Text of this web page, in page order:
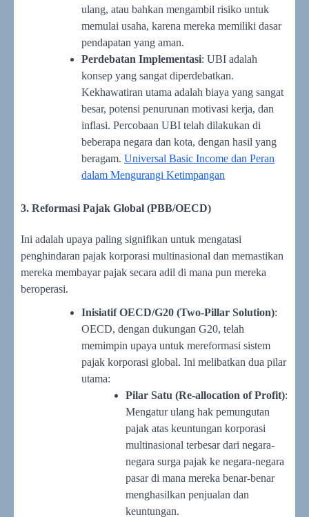
ulang, atau bahkan mengambil risiko untuk
memulai usaha, karena mereka memiliki dasar
pendapatan yang aman.
Perdebatan Implementasi: UBI adalah
konsep yang sangat diperdebatkan.
Kekhawatiran utama adalah biaya yang sangat
besar, potensi penurunan motivasi kerja, dan
inflasi. Percobaan UBI telah dilakukan di
beberapa negara dan kota, dengan hasil yang
beragam. Universal Basic Income dan Peran
dalam Mengurangi Ketimpangan
3. Reformasi Pajak Global (PBB/OECD)
Ini adalah upaya paling signifikan untuk mengatasi
penghindaran pajak korporasi multinasional dan memastikan
mereka membayar pajak secara adil di mana pun mereka
beroperasi.
Inisiatif OECD/G20 (Two-Pillar Solution):
OECD, dengan dukungan G20, telah
memimpin upaya untuk mereformasi sistem
pajak korporasi global. Ini melibatkan dua pilar
utama:
Pilar Satu (Re-allocation of Profit):
Mengatur ulang hak pemungutan
pajak atas keuntungan korporasi
multinasional terbesar dari negara-
negara surga pajak ke negara-negara
pasar di mana mereka benar-benar
menghasilkan penjualan dan
keuntungan.